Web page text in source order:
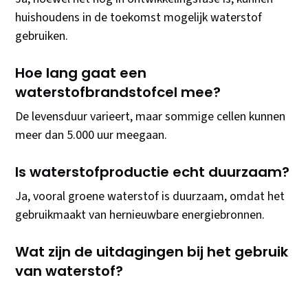
huishoudens in de toekomst mogelijk waterstof
gebruiken.
Hoe lang gaat een
waterstofbrandstofcel mee?
De levensduur varieert, maar sommige cellen kunnen
meer dan 5.000 uur meegaan.
Is waterstofproductie echt duurzaam?
Ja, vooral groene waterstof is duurzaam, omdat het
gebruikmaakt van hernieuwbare energiebronnen.
Wat zijn de uitdagingen bij het gebruik
van waterstof?